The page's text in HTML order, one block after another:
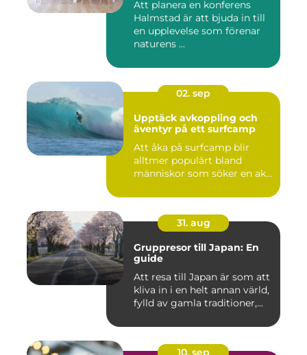
Att planera en konferens
Halmstad är att bjuda in till
en upplevelse som förenar
naturens ...
02. sep
Upptäck avkoppling och
äventyr på ett surfcamp
Att åka på surfcamp blir
alltmer populärt bland
människor som söker en ak...
31. aug
Gruppresor till Japan: En
guide
Att resa till Japan är som att
kliva in i en helt annan värld,
fylld av gamla traditioner,...
10. sep